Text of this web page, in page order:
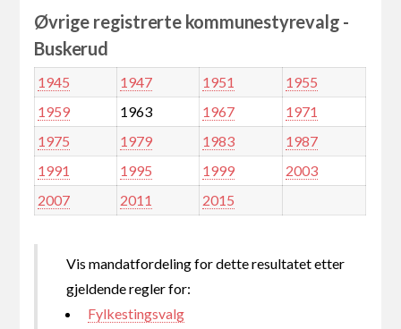
Øvrige registrerte kommunestyrevalg -
Buskerud
1945 1947 1951
1955
1959
1963 1967
1971
1975
1979 1983
1987
1991
1995 1999
2003
2007
2011 2015
Vis mandatfordeling for dette resultatet etter
gjeldende regler for:
Fylkestingsvalg